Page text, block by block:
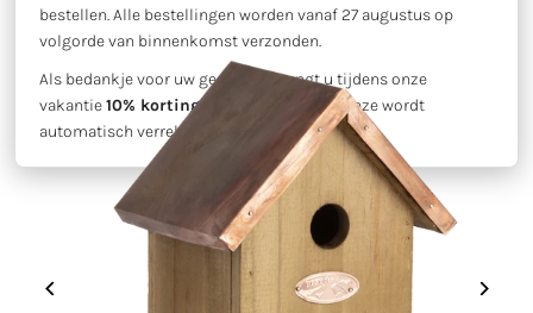
bestellen. Alle bestellingen worden vanaf 27 augustus op
volgorde van binnenkomst verzonden.
Als bedankje voor uw geduld ontvangt u tijdens onze
vakantie10% korting op uw bestelling. Deze wordt
automatisch verrekend tijdens het bestellen.